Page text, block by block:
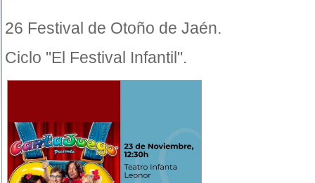
26 Festival de Otoño de Jaén.
Ciclo "El Festival Infantil".